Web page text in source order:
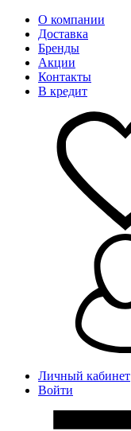
О компании
Доставка
Бренды
Акции
Контакты
В кредит
Личный кабинет
Войти